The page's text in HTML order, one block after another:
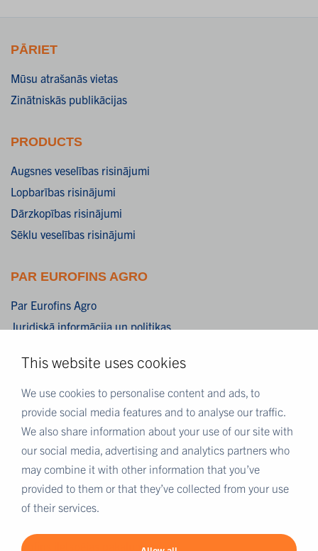
This website uses cookies
We use cookies to personalise content and ads, to
provide social media features and to analyse our traffic.
We also share information about your use of our site with
our social media, advertising and analytics partners who
may combine it with other information that you’ve
provided to them or that they’ve collected from your use
of their services.
PĀRIET
Mūsu atrašanās vietas
Zinātniskās publikācijas
PRODUCTS
Augsnes veselības risinājumi
Lopbarības risinājumi
Dārzkopības risinājumi
Sēklu veselības risinājumi
PAR EUROFINS AGRO
Par Eurofins Agro
Juridiskā informācija un politikas
Privātuma paziņojums
Sīkdatnes
VAIRĀK PAR EUROFINS
Eurofins Scientific
Eurofins Scientific publiskā grupas direktorija
Eurofins ilgtspējas pakalpojumi